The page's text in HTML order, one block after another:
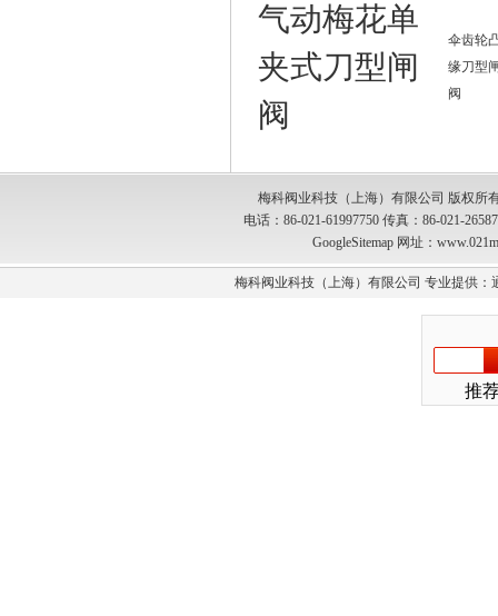
气动梅花单
夹式刀型闸
阀
伞齿轮
缘刀型
阀
梅科阀业科技（上海）有限公司 版权所
电话：86-021-61997750 传真：86-021-
GoogleSitemap 网址：
梅科阀业科技（上海）有限公司 专业提供
推